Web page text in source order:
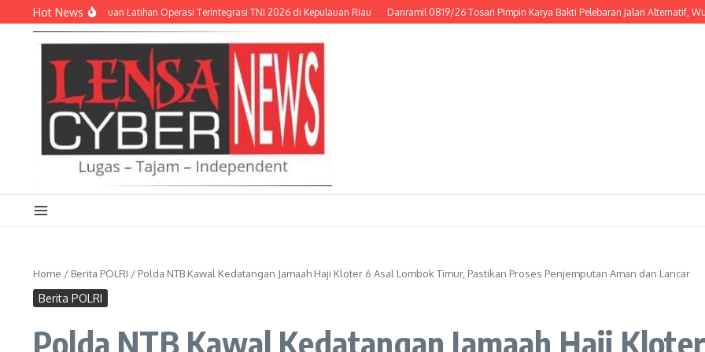
Lewati ke konten
Hot News
Hadiri Peninjauan Latihan Operasi Terintegrasi TNI 2026 di Kepulauan Riau Danramil 0819/26 Tosari Pimpin Karya Bakti Pelebaran Jalan Alternatif, Wujud
Home / Berita POLRI / Polda NTB Kawal Kedatangan Jamaah Haji Kloter 6 Asal Lombok Timur, Pastikan Proses Penjemputan Aman dan Lancar
Berita POLRI
Polda NTB Kawal Kedatangan Jamaah Haji